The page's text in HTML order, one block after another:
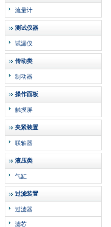
流量计
测试仪器
试漏仪
传动类
制动器
操作面板
触摸屏
夹紧装置
联轴器
液压类
气缸
过滤装置
过滤器
滤芯